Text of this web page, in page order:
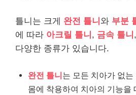
틀니는 크게 완전 틀니 와 부분
에 따라 아크릴 틀니 , 금속 틀니 ,
다양한 종류가 있습니다.
완전 틀니는 모든 치아가 없
몸에 착용하여 치아의 기능을